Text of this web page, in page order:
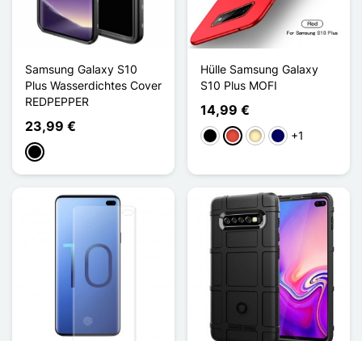
Samsung Galaxy S10
Plus Wasserdichtes Cover
REDPEPPER
23,99 €
Schwarz
Hülle Samsung Galaxy
S10 Plus MOFI
14,99 €
Schwarz
Rot GoldenMarineblau
+1